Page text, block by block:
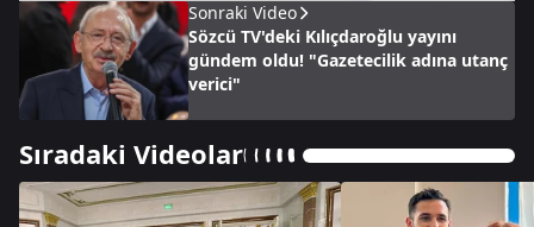
Sonraki Video
Sözcü TV'deki Kılıçdaroğlu yayını
gündem oldu! "Gazetecilik adına utanç
verici"
Sıradaki Videolar